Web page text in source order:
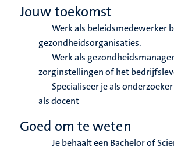
Jouw toekomst
Werk als beleidsmedewerker
gezondheidsorganisaties.
Werk als
zorginstellingen of het
Specialiseer je als
als docent
Goed om te weten
Je behaalt een Bachelor of